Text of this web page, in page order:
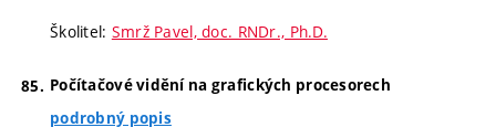
Školitel: Smrž Pavel, doc. RNDr., Ph.D.
Počítačové vidění na grafických procesorech
podrobný popis